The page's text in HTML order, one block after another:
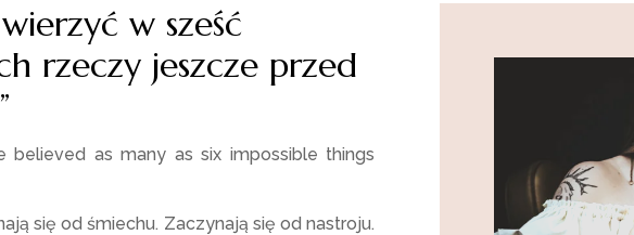
w sześć
rzeczy jeszcze przed
believed as many as six impossible things
się od śmiechu. Zaczynają się od nastroju.